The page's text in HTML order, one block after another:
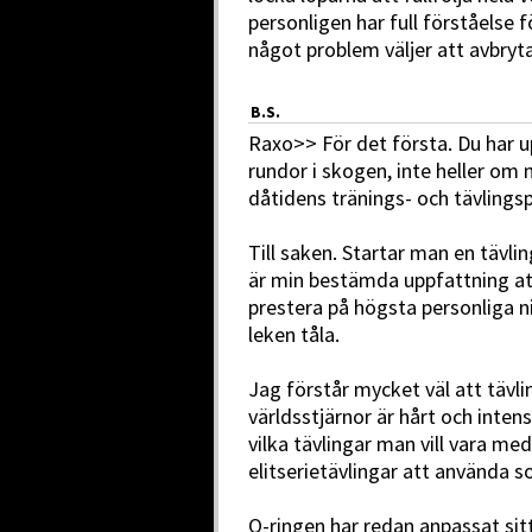
personligen har full förståelse
något problem väljer att
B.S.
Raxo>> För det första. Du har
rundor i skogen, inte heller om
dåtidens tränings- och
Till saken. Startar man en
är min bestämda uppfattning
prestera på högsta personliga
leken tåla.
Jag förstår mycket väl att
världsstjärnor är hårt och
vilka tävlingar man vill vara
elitserietävlingar att använda
O-ringen har redan anpassat